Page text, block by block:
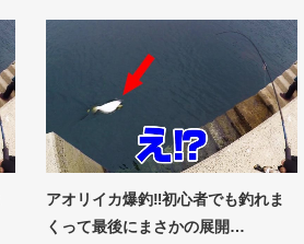
アオリイカ爆釣‼初心者でも釣れま
くって最後にまさかの展開…